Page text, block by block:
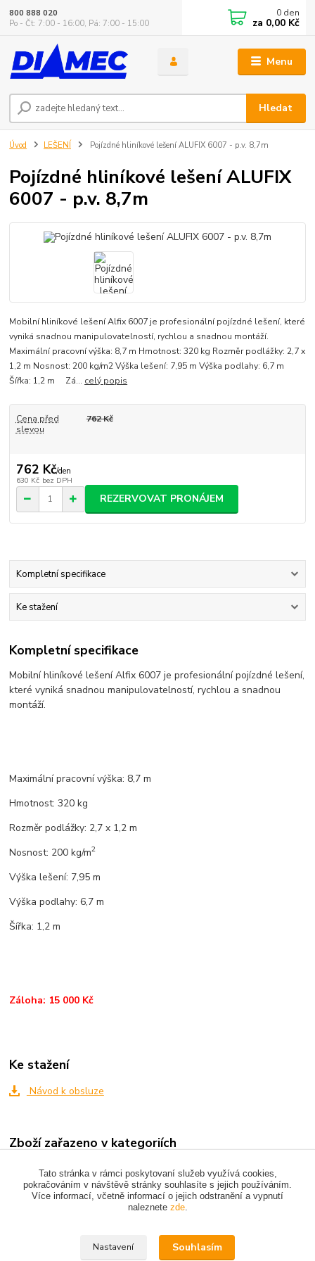
Menu
Hledat
800 888 020
Po - Čt: 7:00 - 16:00, Pá: 7:00 - 15:00
0 den
za 0,00 Kč
Úvod LEŠENÍ Pojízdné hliníkové lešení ALUFIX 6007 - p.v. 8,7m
Pojízdné hliníkové lešení ALUFIX
6007 - p.v. 8,7m
Mobilní hliníkové lešení Alfix 6007 je profesionální pojízdné lešení, které
vyniká snadnou manipulovatelností, rychlou a snadnou montáží.
Maximální pracovní výška: 8,7 m Hmotnost: 320 kg Rozměr podlážky: 2,7 x
1,2 m Nosnost: 200 kg/m2 Výška lešení: 7,95 m Výška podlahy: 6,7 m
Šířka: 1,2 m Zá... celý popis
Cena před
slevou
762 Kč
762 Kč/den
630 Kč bez DPH
REZERVOVAT PRONÁJEM
Kompletní specifikace
Ke stažení
Kompletní specifikace
Mobilní hliníkové lešení Alfix 6007 je profesionální pojízdné lešení,
které vyniká snadnou manipulovatelností, rychlou a snadnou
montáží.
Maximální pracovní výška: 8,7 m
Hmotnost: 320 kg
Rozměr podlážky: 2,7 x 1,2 m
Nosnost: 200 kg/m2
Výška lešení: 7,95 m
Výška podlahy: 6,7 m
Šířka: 1,2 m
Záloha: 15 000 Kč
Ke stažení
Návod k obsluze
Zboží zařazeno v kategoriích
LEŠENÍ
Upravit sběr cookies.
Tato stránka v rámci poskytovaní služeb využívá cookies,
pokračováním v návštěvě stránky souhlasíte s jejich používáním.
Více informací, včetně informací o jejich odstranění a vypnutí
naleznete zde.
Nastavení Souhlasím